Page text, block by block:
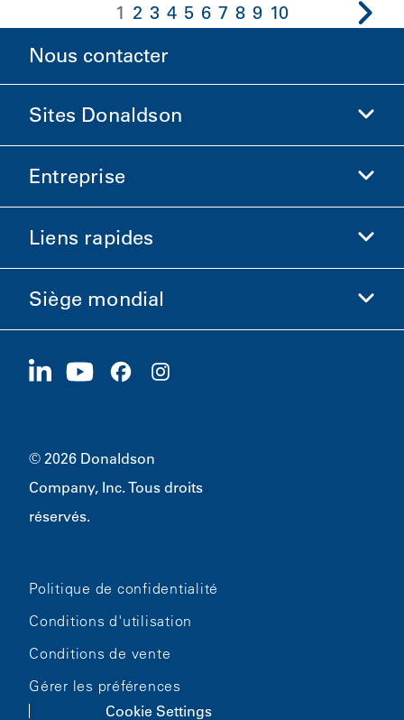
1 2 3 4 5 6 7 8 9 10
Nous contacter
Sites Donaldson
Donaldson Sciences de la vie
Boutique Donaldson
Entreprise
Informations sur l'entreprise
Éthique et conformité
Carrières
Liens rapides
Investisseurs
Fournisseurs
Développement durable
Siège mondial
1400 W 94th Street
© 2026 Donaldson
Company, Inc. Tous droits
réservés.
Politique de confidentialité
Conditions d'utilisation
Conditions de vente
Gérer les préférences
Cookie Settings